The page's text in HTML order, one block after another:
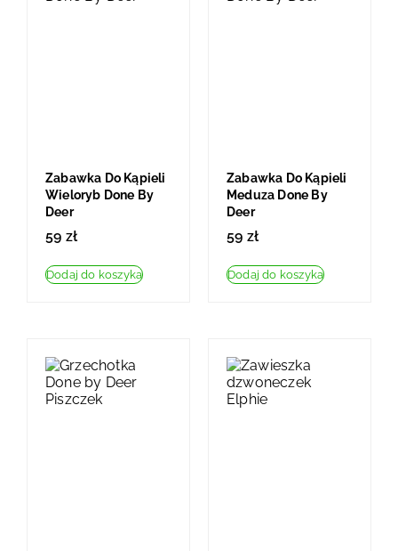
Zabawka Do Kąpieli
Wieloryb Done By
Deer
59 zł
Dodaj do koszyka
Zabawka Do Kąpieli
Meduza Done By
Deer
59 zł
Dodaj do koszyka